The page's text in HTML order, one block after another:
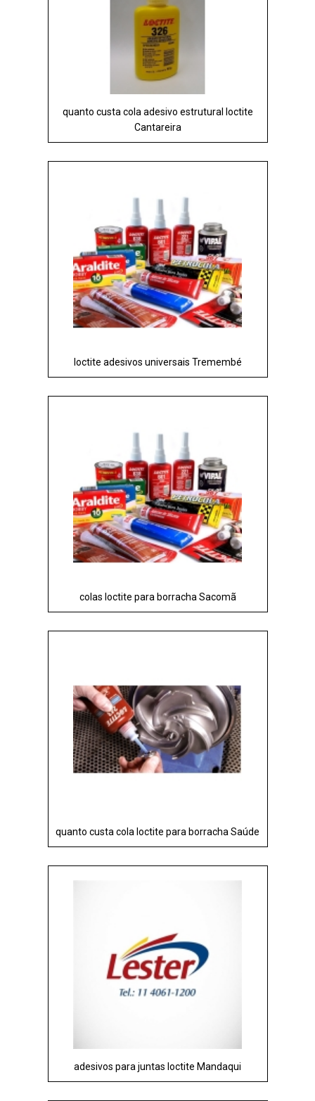
quanto custa cola adesivo estrutural loctite
Cantareira
loctite adesivos universais Tremembé
colas loctite para borracha Sacomã
quanto custa cola loctite para borracha Saúde
adesivos para juntas loctite Mandaqui